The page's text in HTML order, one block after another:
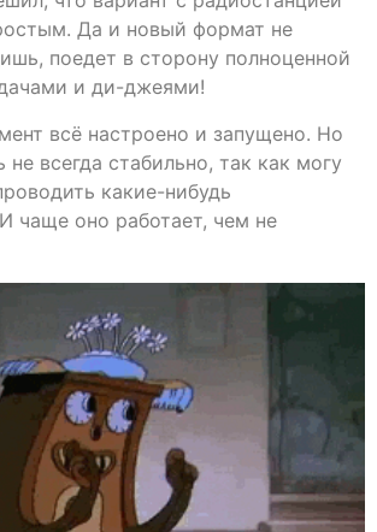
Да и новый формат не
поедет в сторону полноценной
и ди-джеями!
всё настроено и запущено. Но
всегда стабильно, так как могу
какие-нибудь
чаще оно работает, чем не